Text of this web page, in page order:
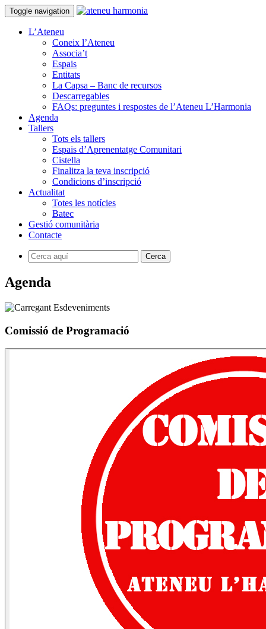
Toggle navigation
L’Ateneu
Coneix l’Ateneu
Associa’t
Espais
Entitats
La Capsa – Banc de recursos
Descarregables
FAQs: preguntes i respostes de l’Ateneu L’Harmonia
Agenda
Tallers
Tots els tallers
Espais d’Aprenentatge Comunitari
Cistella
Finalitza la teva inscripció
Condicions d’inscripció
Actualitat
Totes les notícies
Batec
Gestió comunitària
Contacte
Agenda
Comissió de Programació